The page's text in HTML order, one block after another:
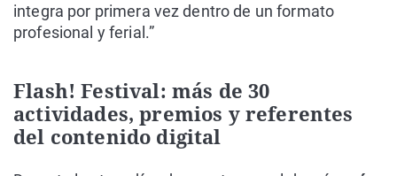
integra por primera vez dentro de un formato
profesional y ferial.”
Flash! Festival: más de 30
actividades, premios y referentes
del contenido digital